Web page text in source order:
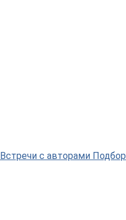
Встречи с авторами Подбор